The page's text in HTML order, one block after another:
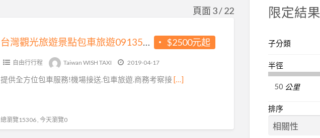
Feed
票
頁面 3 / 22
$2500元起
台灣觀光旅遊景點包車旅遊0913567988.機場接送.環島旅遊.2天1夜.3天兩夜台北.台中一日遊景點.淡水.貓空.陽明山.野柳.九份.烏來.宜蘭.台中清境農場.日月潭.橫渡日月潭
自由行行程 Taiwan WISH TAXI 2019-04-17
提供全方位包車服務!機場接送.包車旅遊.商務考察接[…]
總瀏覽15306 , 今天瀏覽0
限定結果
子分類
半徑
公里
排序